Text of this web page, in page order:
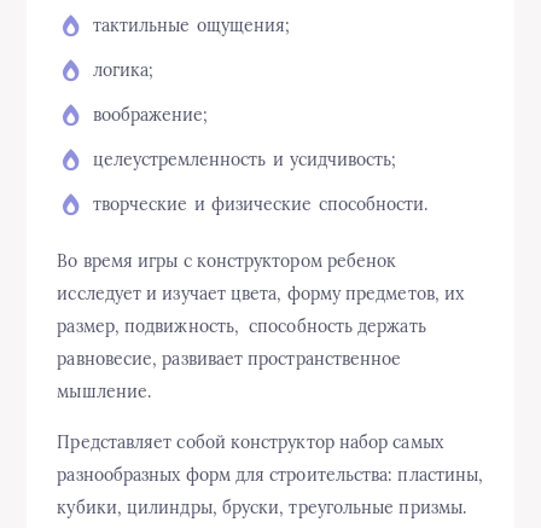
тактильные ощущения;
логика;
воображение;
целеустремленность и усидчивость;
творческие и физические способности.
Во время игры с конструктором ребенок
исследует и изучает цвета, форму предметов, их
размер, подвижность, способность держать
равновесие, развивает пространственное
мышление.
Представляет собой конструктор набор самых
разнообразных форм для строительства: пластины,
кубики, цилиндры, бруски, треугольные призмы.